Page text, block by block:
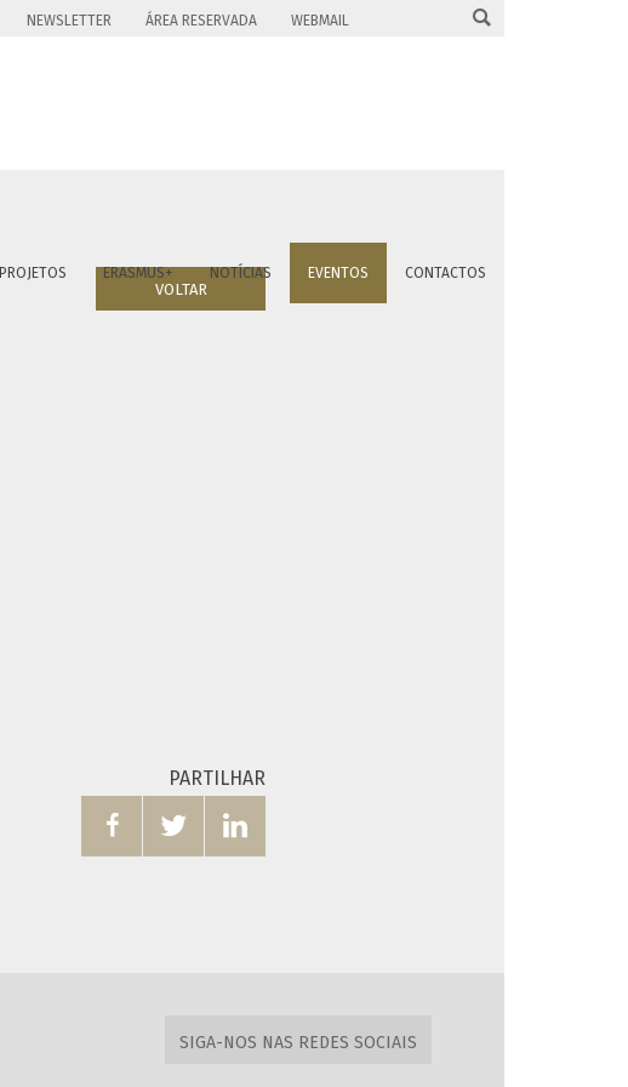
NEWSLETTER ÁREA RESERVADA WEBMAIL 
PROJETOS ERASMUS+ NOTÍCIAS EVENTOS CONTACTOS
VOLTAR
PARTILHAR
  
SIGA-NOS NAS REDES SOCIAIS